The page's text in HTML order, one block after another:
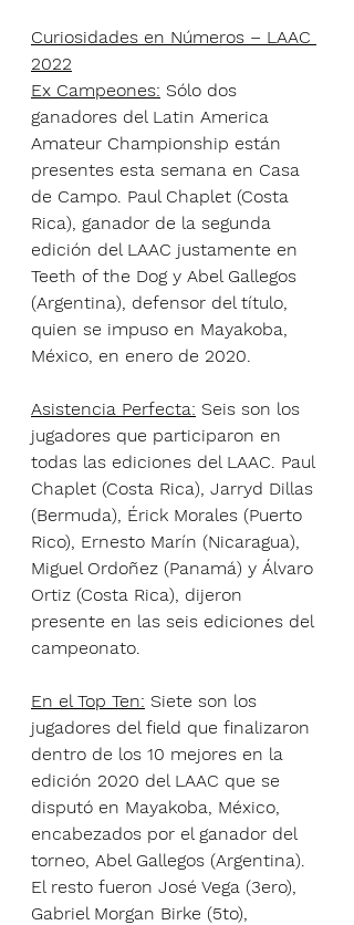
Curiosidades en Números – LAAC
2022
Ex Campeones: Sólo dos
ganadores del Latin America
Amateur Championship están
presentes esta semana en Casa
de Campo. Paul Chaplet (Costa
Rica), ganador de la segunda
edición del LAAC justamente en
Teeth of the Dog y Abel Gallegos
(Argentina), defensor del título,
quien se impuso en Mayakoba,
México, en enero de 2020.
Asistencia Perfecta: Seis son los
jugadores que participaron en
todas las ediciones del LAAC. Paul
Chaplet (Costa Rica), Jarryd Dillas
(Bermuda), Érick Morales (Puerto
Rico), Ernesto Marín (Nicaragua),
Miguel Ordoñez (Panamá) y Álvaro
Ortiz (Costa Rica), dijeron
presente en las seis ediciones del
campeonato.
En el Top Ten: Siete son los
jugadores del field que finalizaron
dentro de los 10 mejores en la
edición 2020 del LAAC que se
disputó en Mayakoba, México,
encabezados por el ganador del
torneo, Abel Gallegos (Argentina).
El resto fueron José Vega (3ero),
Gabriel Morgan Birke (5to),